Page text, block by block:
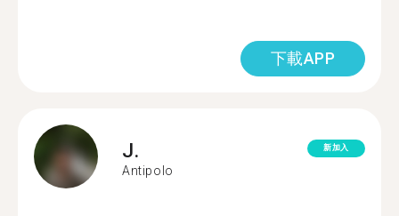
下載APP
J.
Antipolo
新加入